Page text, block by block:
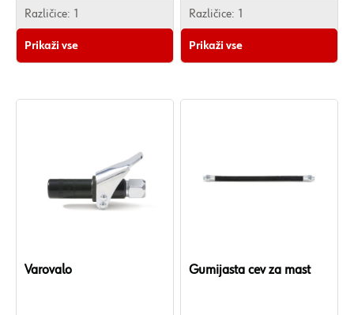
Različice: 1
Prikaži vse
Različice: 1
Prikaži vse
Varovalo Gumijasta cev za mast